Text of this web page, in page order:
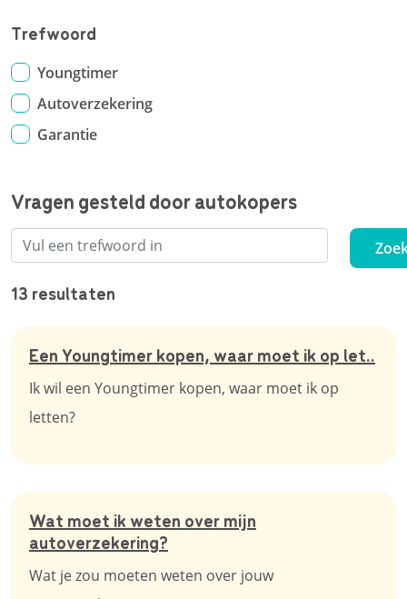
Trefwoord
Youngtimer
Autoverzekering
Garantie
Vragen gesteld door autokopers
13 resultaten
Een Youngtimer kopen, waar moet ik op let..
Ik wil een Youngtimer kopen, waar moet ik op
letten?
Wat moet ik weten over mijn
autoverzekering?
Wat je zou moeten weten over jouw